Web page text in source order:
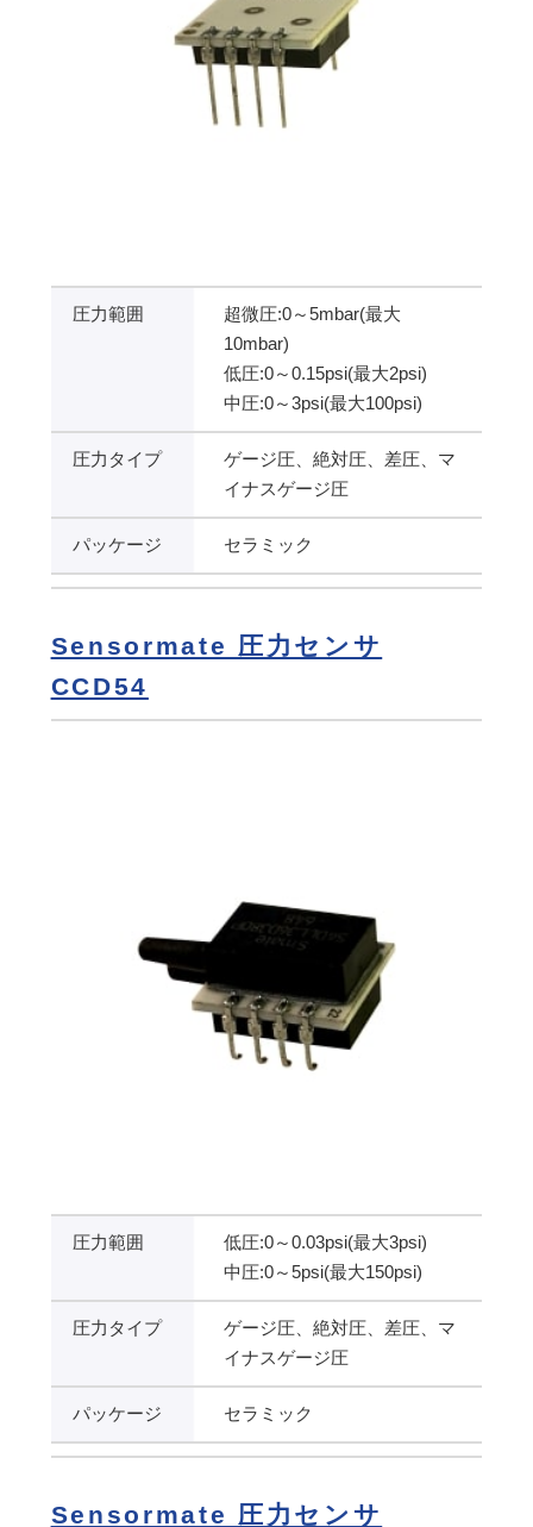
圧力範囲
超微圧:0～5mbar(最大
10mbar)
低圧:0～0.15psi(最大2psi)
中圧:0～3psi(最大100psi)
圧力タイプ
ゲージ圧、絶対圧、差圧、マ
イナスゲージ圧
パッケージ セラミック
Sensormate 圧力センサ
CCD54
圧力範囲
低圧:0～0.03psi(最大3psi)
中圧:0～5psi(最大150psi)
圧力タイプ
ゲージ圧、絶対圧、差圧、マ
イナスゲージ圧
パッケージ セラミック
Sensormate 圧力センサ